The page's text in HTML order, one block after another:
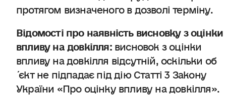
протягом визначеного в дозволі терміну.
Відомості про наявність висновку з оцінки
впливу на довкілля:висновок з оцінки
впливу на довкілля відсутній, оскільки об
´єкт не підпадає під дію Статті 3 Закону
України «Про оцінку впливу на довкілля».